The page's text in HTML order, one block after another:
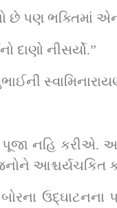
છે પણ ભક્તિમાં
દાણો નીસર્યો.”
પૂજા નહિ કરીએ.
આશ્ચર્યચકિત
તેઓના પિતાજી સ્વામિનારાયણ